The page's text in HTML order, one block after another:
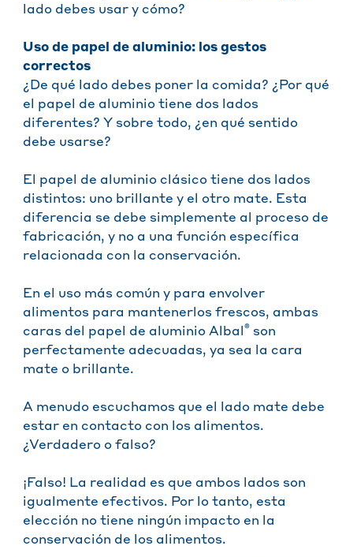
lado debes usar y cómo?
Uso de papel de aluminio: los gestos
correctos
¿De qué lado debes poner la comida? ¿Por qué
el papel de aluminio tiene dos lados
diferentes? Y sobre todo, ¿en qué sentido
debe usarse?
El papel de aluminio clásico tiene dos lados
distintos: uno brillante y el otro mate. Esta
diferencia se debe simplemente al proceso de
fabricación, y no a una función específica
relacionada con la conservación.
En el uso más común y para envolver
alimentos para mantenerlos frescos, ambas
caras del papel de aluminio Albal® son
perfectamente adecuadas, ya sea la cara
mate o brillante.
A menudo escuchamos que el lado mate debe
estar en contacto con los alimentos.
¿Verdadero o falso?
¡Falso! La realidad es que ambos lados son
igualmente efectivos. Por lo tanto, esta
elección no tiene ningún impacto en la
conservación de los alimentos.